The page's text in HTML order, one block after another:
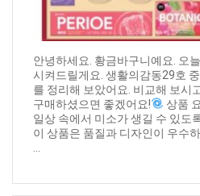
안녕하세요. 황금바구니예요. 오
시켜드릴게요. 생활의감동29호
를 정리해 보았어요. 비교해 보시
구매하셨으면 좋겠어요!
상품
일상 속에서 미소가 생길 수 있도
이 상품은 품질과 디자인이 우수